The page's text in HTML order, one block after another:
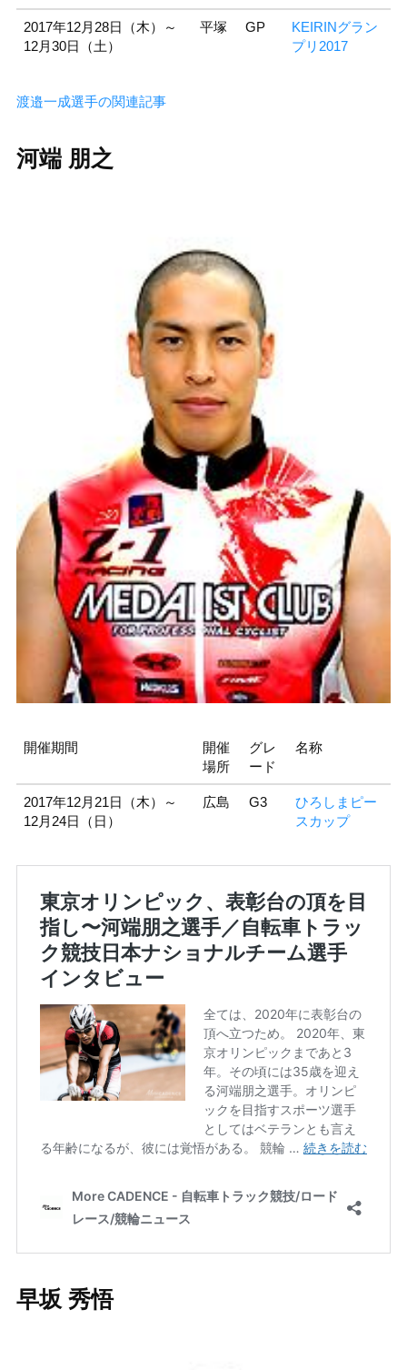
2017年12月28日（木）～
12月30日（土）
平塚 GP
KEIRINグラン
プリ2017
渡邉一成選手の関連記事
河端 朋之
開催期間
開催
場所
グレ
ード
名称
2017年12月21日（木）～
12月24日（日）
広島 G3
ひろしまピー
スカップ
早坂 秀悟